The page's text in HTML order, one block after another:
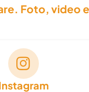
Foto, video